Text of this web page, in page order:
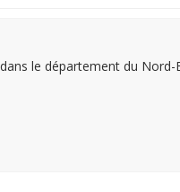
le département du Nord-